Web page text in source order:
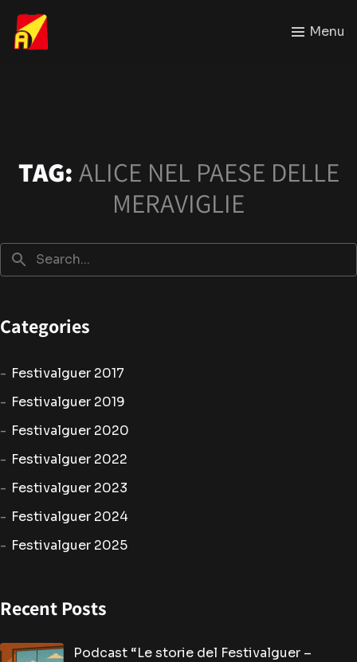
Menu
TAG: ALICE NEL PAESE DELLE
MERAVIGLIE
Categories
Festivalguer 2017
Festivalguer 2019
Festivalguer 2020
Festivalguer 2022
Festivalguer 2023
Festivalguer 2024
Festivalguer 2025
Recent Posts
Podcast “Le storie del Festivalguer –